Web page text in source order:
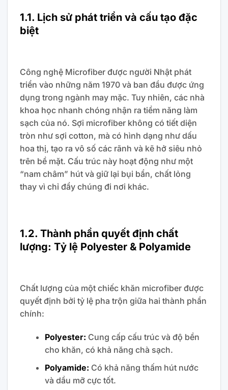
1.1. Lịch sử phát triển và cấu tạo đặc
biệt
Công nghệ Microfiber được người Nhật phát
triển vào những năm 1970 và ban đầu được ứng
dụng trong ngành may mặc. Tuy nhiên, các nhà
khoa học nhanh chóng nhận ra tiềm năng làm
sạch của nó. Sợi microfiber không có tiết diện
tròn như sợi cotton, mà có hình dạng như dấu
hoa thị, tạo ra vô số các rãnh và kẽ hở siêu nhỏ
trên bề mặt. Cấu trúc này hoạt động như một
“nam châm” hút và giữ lại bụi bẩn, chất lỏng
thay vì chỉ đẩy chúng đi nơi khác.
1.2. Thành phần quyết định chất
lượng: Tỷ lệ Polyester & Polyamide
Chất lượng của một chiếc khăn microfiber được
quyết định bởi tỷ lệ pha trộn giữa hai thành phần
chính:
Polyester: Cung cấp cấu trúc và độ bền
cho khăn, có khả năng chà sạch.
Polyamide: Có khả năng thấm hút nước
và dầu mỡ cực tốt.